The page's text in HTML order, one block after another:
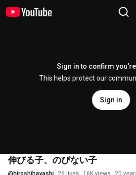
Sign in to confirm
This helps protect our
Sign in
伸びる子、のびない子
@ hiroshihayashi 26 likes 16K views 20